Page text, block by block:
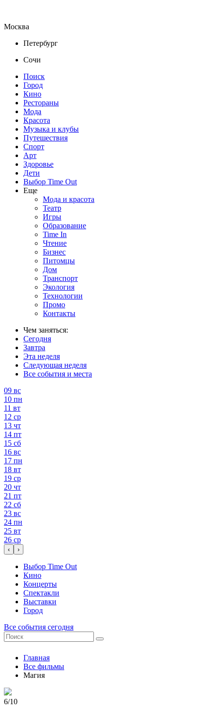
Москва
Петербург
Сочи
Поиск
Город
Кино
Рестораны
Мода
Красота
Музыка и клубы
Путешествия
Спорт
Арт
Здоровье
Дети
Выбор Time Out
Еще
Мода и красота
Театр
Игры
Образование
Time In
Чтение
Бизнес
Питомцы
Дом
Транспорт
Экология
Технологии
Промо
Контакты
Чем заняться:
Сегодня
Завтра
Эта неделя
Следующая неделя
Все события и места
09 вс
10 пн
11 вт
12 ср
13 чт
14 пт
15 сб
16 вс
17 пн
18 вт
19 ср
20 чт
21 пт
22 сб
23 вс
24 пн
25 вт
26 ср
‹ ›
Выбор Time Out
Кино
Концерты
Спектакли
Выставки
Город
Все события сегодня
Главная
Все фильмы
Магия
6/10